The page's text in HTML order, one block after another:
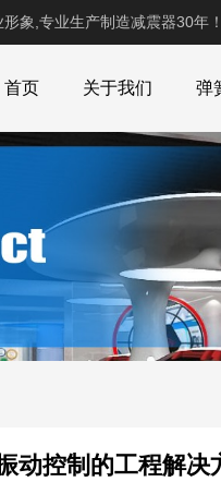
象,专业生产制造减震器30年
首页 关于我们 弹
动控制的工程解决